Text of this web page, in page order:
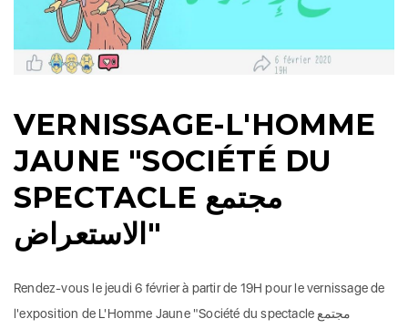
VERNISSAGE-L'HOMME
JAUNE "SOCIÉTÉ DU
SPECTACLE مجتمع
الاستعراض"
Rendez-vous le jeudi 6 février à partir de 19H pour le vernissage de
l'exposition de L'Homme Jaune "Société du spectacle مجتمع